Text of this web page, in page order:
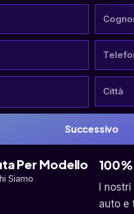
Successivo
Per Modello
Siamo
I
auto e